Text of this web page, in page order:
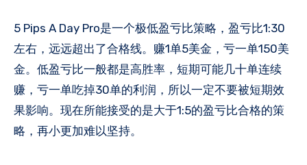
5 Pips A Day Pro是一个极低盈亏比策略，盈亏比1:30
左右，远远超出了合格线。赚1单5美金，亏一单150美
金。低盈亏比一般都是高胜率，短期可能几十单连续
赚，亏一单吃掉30单的利润，所以一定不要被短期效
果影响。现在所能接受的是大于1:5的盈亏比合格的策
略，再小更加难以坚持。